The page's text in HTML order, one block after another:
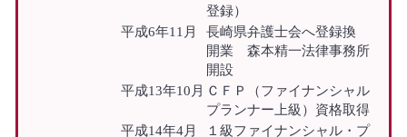
登録）
平成6年11月
長崎県弁護士会へ登録換
開業 森本精一法律事務所
開設
平成13年10月 ＣＦＰ（ファイナンシャル
プランナー上級）資格取得
平成14年4月
１級ファイナンシャル・プ